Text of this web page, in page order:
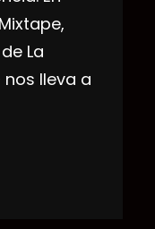
La
lleva a